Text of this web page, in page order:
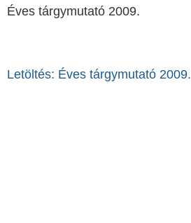
Éves tárgymutató 2009.
Letöltés: Éves tárgymutató 2009.